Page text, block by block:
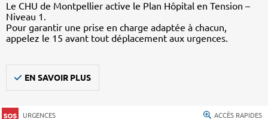
Le CHU de Montpellier active le Plan Hôpital en Tension –
Niveau 1.
Pour garantir une prise en charge adaptée à chacun,
appelez le 15 avant tout déplacement aux urgences.
EN SAVOIR PLUS
URGENCES ACCÈS RAPIDES